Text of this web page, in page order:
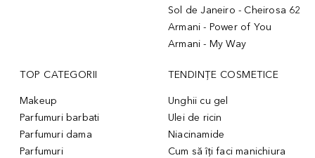
Sol de Janeiro - Cheirosa 62
Armani - Power of You
Armani - My Way
TOP CATEGORII
Makeup
Parfumuri barbati
Parfumuri dama
Parfumuri
TENDINȚE COSMETICE
Unghii cu gel
Ulei de ricin
Niacinamide
Cum să îți faci manichiura